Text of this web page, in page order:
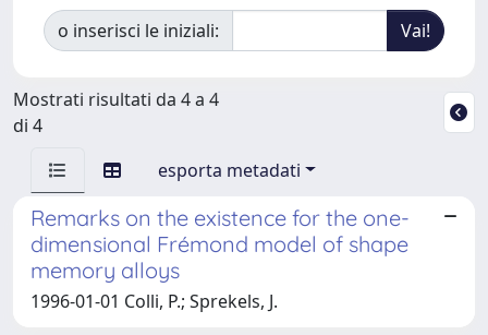
o inserisci le iniziali:
Mostrati risultati da 4 a 4
di 4
esporta metadati
Remarks on the existence for the one-
dimensional Frémond model of shape
memory alloys
1996-01-01 Colli, P.; Sprekels, J.